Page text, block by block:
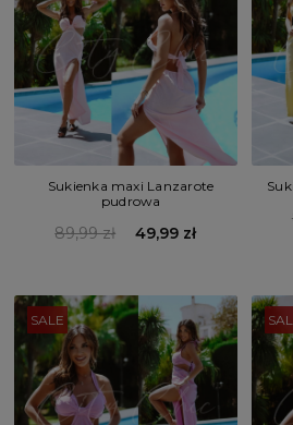
Sukienka maxi Lanzarote
pudrowa
89,99 zł 49,99 zł
SALE